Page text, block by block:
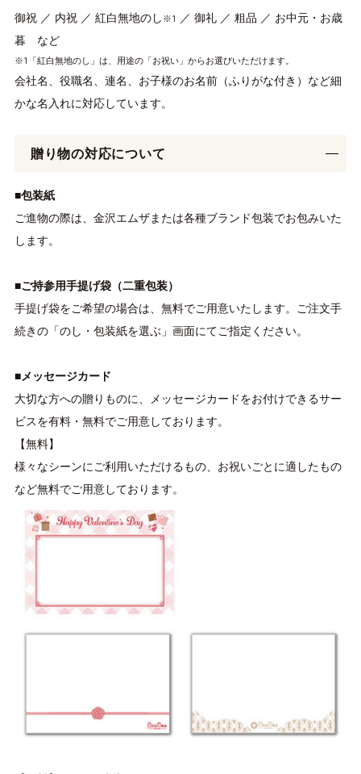
御祝 ／ 内祝 ／ 紅白無地のし ※1 ／ 御礼 ／ 粗品 ／ お中元・お歳
暮 など
※1「紅白無地のし」は、用途の「お祝い」からお選びいただけます。
会社名、役職名、連名、お子様のお名前（ふりがな付き）など細
かな名入れに対応しています。
贈り物の対応について
■包装紙
ご進物の際は、金沢エムザまたは各種ブランド包装でお包みいた
します。
■ご持参用手提げ袋（二重包装）
手提げ袋をご希望の場合は、無料でご用意いたします。ご注文手
続きの「のし・包装紙を選ぶ」画面にてご指定ください。
■メッセージカード
大切な方への贈りものに、メッセージカードをお付けできるサー
ビスを有料・無料でご用意しております。
【無料】
様々なシーンにご利用いただけるもの、お祝いごとに適したもの
など無料でご用意しております。